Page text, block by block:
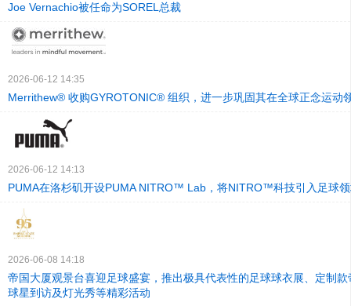
Joe Vernachio被任命为SOREL总裁
2026-06-12 14:35
Merrithew® 收购GYROTONIC® 组织，进一步巩固其在全球正念运动
2026-06-12 14:13
PUMA在洛杉矶开设PUMA NITRO™ Lab，将NITRO™科技引入足球
2026-06-08 14:18
帝国大厦观景台喜迎足球盛宴，推出极具代表性的足球球衣展、定制
球星到访及灯光秀等精彩活动